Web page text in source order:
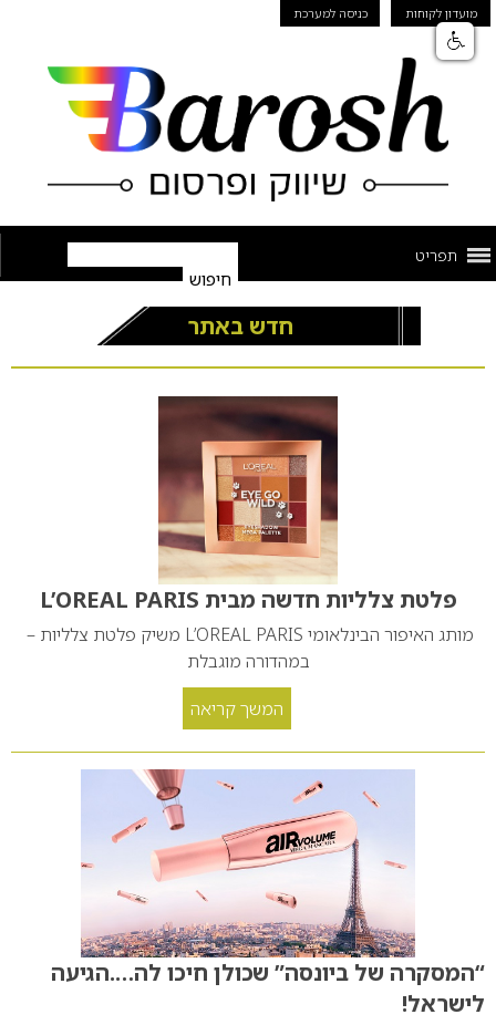
מועדון לקוחות כניסה למערכת
תפריט
חדש באתר
פלטת צלליות חדשה מבית L’OREAL PARIS
מותג האיפור הבינלאומי L’OREAL PARIS משיק פלטת צלליות –
במהדורה מוגבלת
המשך קריאה
“המסקרה של ביונסה” שכולן חיכו לה….הגיעה
לישראל!